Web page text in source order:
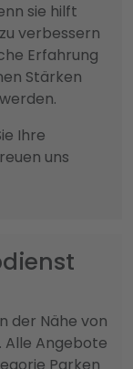
sie hilft
verbessern
Erfahrung
Stärken
Ihre
uns
der Nähe von
Alle Angebote